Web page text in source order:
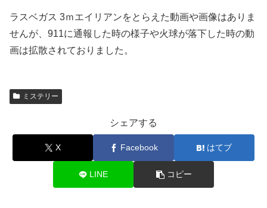
ラスベガス 3ｍエイリアンをとらえた動画や画像はありま
せんが、911に通報した時の様子や火球が落下した時の動
画は拡散されておりました。
ミステリー
シェアする
X Facebook はてブ
LINE コピー